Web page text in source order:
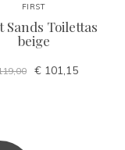
FIRST
Sands Toilettas
beige
€ 101,15